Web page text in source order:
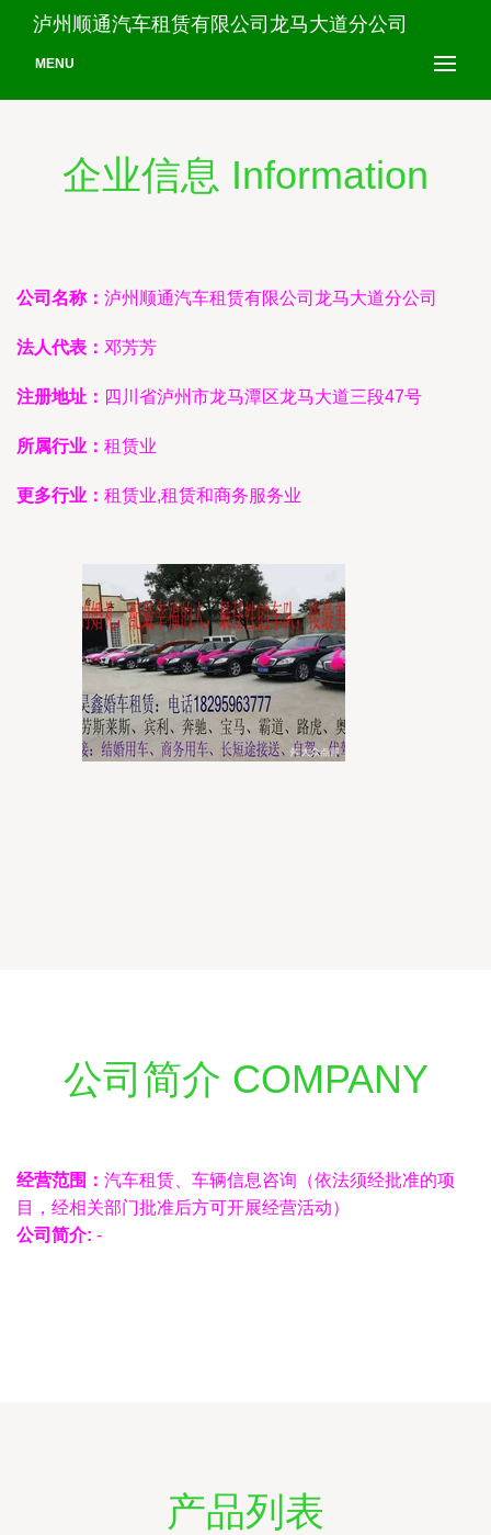
泸州顺通汽车租赁有限公司龙马大道分公司
MENU
企业信息 Information
公司名称： 泸州顺通汽车租赁有限公司龙马大道分公司
法人代表： 邓芳芳
注册地址： 四川省泸州市龙马潭区龙马大道三段47号
所属行业： 租赁业
更多行业： 租赁业,租赁和商务服务业
公司简介 COMPANY
经营范围： 汽车租赁、车辆信息咨询（依法须经批准的项
目，经相关部门批准后方可开展经营活动）
公司简介: -
产品列表